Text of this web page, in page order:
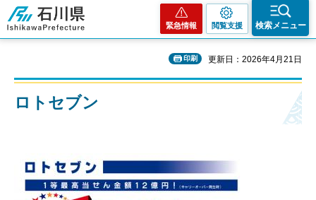
石川県
緊急情報 閲覧支援 検索メニュー
印刷 更新日：2026年4月21日
ロトセブン